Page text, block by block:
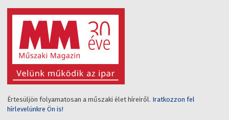
Értesüljön folyamatosan a műszaki élet híreiről. Iratkozzon fel
hírlevelünkre Ön is!